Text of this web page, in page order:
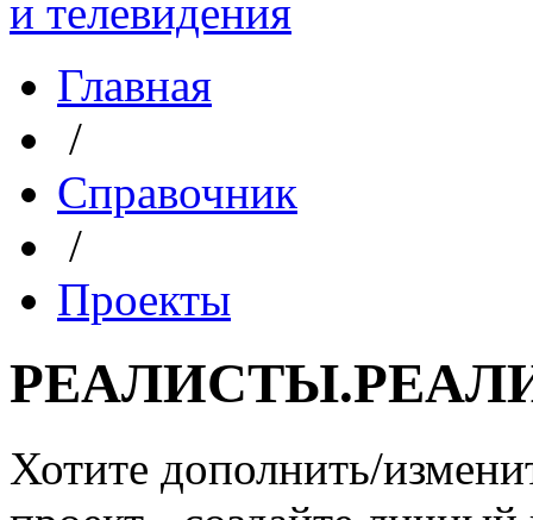
Главная
/
Справочник
/
Проекты
Хотите дополнить/